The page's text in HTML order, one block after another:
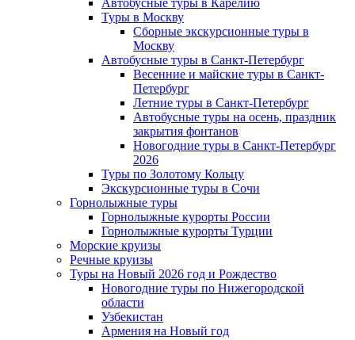
Автобусные туры в Карелию
Туры в Москву
Сборные экскурсионные туры в
Москву
Автобусные туры в Санкт-Петербург
Весенние и майские туры в Санкт-
Петербург
Летние туры в Санкт-Петербург
Автобусные туры на осень, праздник
закрытия фонтанов
Новогодние туры в Санкт-Петербург
2026
Туры по Золотому Кольцу
Экскурсионные туры в Сочи
Горнолыжные туры
Горнолыжные курорты России
Горнолыжные курорты Турции
Морские круизы
Речные круизы
Туры на Новый 2026 год и Рождество
Новогодние туры по Нижегородской
области
Узбекистан
Армения на Новый год